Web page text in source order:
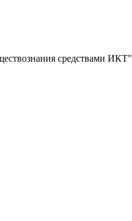
средствами ИКТ"